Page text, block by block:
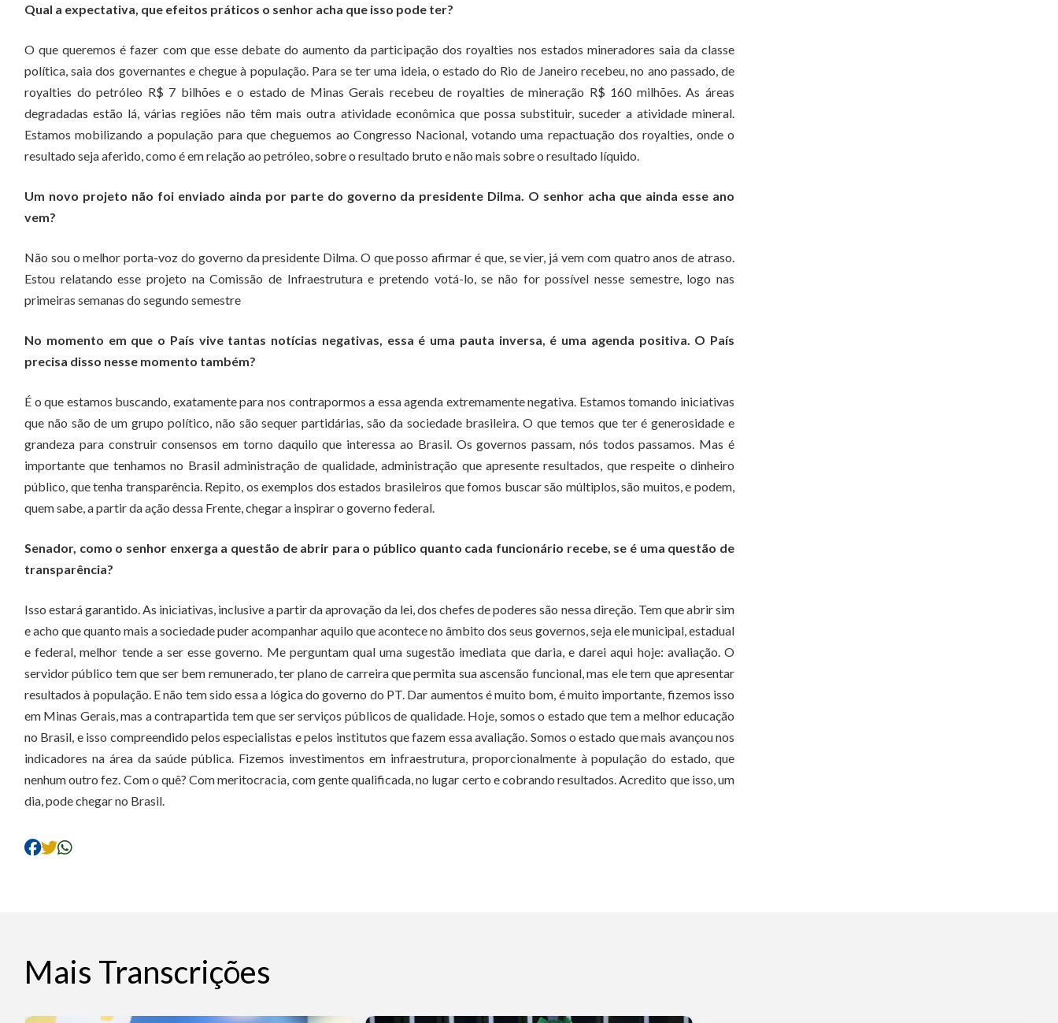
Qual a expectativa, que efeitos práticos o senhor acha que isso pode ter?
O que queremos é fazer com que esse debate do aumento da participação dos royalties nos estados mineradores saia da classe
política, saia dos governantes e chegue à população. Para se ter uma ideia, o estado do Rio de Janeiro recebeu, no ano passado, de
royalties do petróleo R$ 7 bilhões e o estado de Minas Gerais recebeu de royalties de mineração R$ 160 milhões. As áreas
degradadas estão lá, várias regiões não têm mais outra atividade econômica que possa substituir, suceder a atividade mineral.
Estamos mobilizando a população para que cheguemos ao Congresso Nacional, votando uma repactuação dos royalties, onde o
resultado seja aferido, como é em relação ao petróleo, sobre o resultado bruto e não mais sobre o resultado líquido.
Um novo projeto não foi enviado ainda por parte do governo da presidente Dilma. O senhor acha que ainda esse ano
vem?
Não sou o melhor porta-voz do governo da presidente Dilma. O que posso afirmar é que, se vier, já vem com quatro anos de atraso.
Estou relatando esse projeto na Comissão de Infraestrutura e pretendo votá-lo, se não for possível nesse semestre, logo nas
primeiras semanas do segundo semestre
No momento em que o País vive tantas notícias negativas, essa é uma pauta inversa, é uma agenda positiva. O País
precisa disso nesse momento também?
É o que estamos buscando, exatamente para nos contrapormos a essa agenda extremamente negativa. Estamos tomando iniciativas
que não são de um grupo político, não são sequer partidárias, são da sociedade brasileira. O que temos que ter é generosidade e
grandeza para construir consensos em torno daquilo que interessa ao Brasil. Os governos passam, nós todos passamos. Mas é
importante que tenhamos no Brasil administração de qualidade, administração que apresente resultados, que respeite o dinheiro
público, que tenha transparência. Repito, os exemplos dos estados brasileiros que fomos buscar são múltiplos, são muitos, e podem,
quem sabe, a partir da ação dessa Frente, chegar a inspirar o governo federal.
Senador, como o senhor enxerga a questão de abrir para o público quanto cada funcionário recebe, se é uma questão de
transparência?
Isso estará garantido. As iniciativas, inclusive a partir da aprovação da lei, dos chefes de poderes são nessa direção. Tem que abrir sim
e acho que quanto mais a sociedade puder acompanhar aquilo que acontece no âmbito dos seus governos, seja ele municipal, estadual
e federal, melhor tende a ser esse governo. Me perguntam qual uma sugestão imediata que daria, e darei aqui hoje: avaliação. O
servidor público tem que ser bem remunerado, ter plano de carreira que permita sua ascensão funcional, mas ele tem que apresentar
resultados à população. E não tem sido essa a lógica do governo do PT. Dar aumentos é muito bom, é muito importante, fizemos isso
em Minas Gerais, mas a contrapartida tem que ser serviços públicos de qualidade. Hoje, somos o estado que tem a melhor educação
no Brasil, e isso compreendido pelos especialistas e pelos institutos que fazem essa avaliação. Somos o estado que mais avançou nos
indicadores na área da saúde pública. Fizemos investimentos em infraestrutura, proporcionalmente à população do estado, que
nenhum outro fez. Com o quê? Com meritocracia, com gente qualificada, no lugar certo e cobrando resultados. Acredito que isso, um
dia, pode chegar no Brasil.
Mais Transcrições